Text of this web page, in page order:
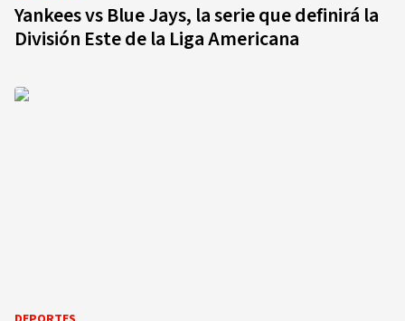
Yankees vs Blue Jays, la serie que definirá la
División Este de la Liga Americana